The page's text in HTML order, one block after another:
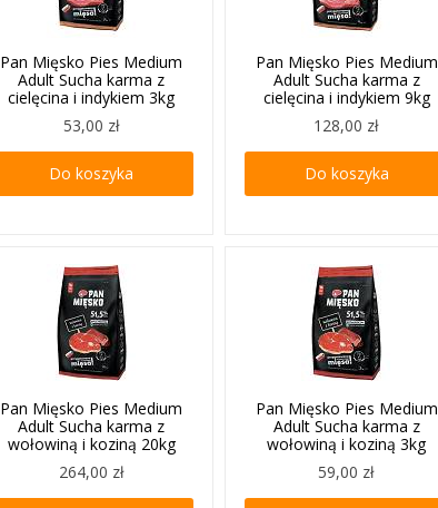
Pan Mięsko Pies Medium
Adult Sucha karma z
cielęcina i indykiem 3kg
53,00 zł
Do koszyka
Pan Mięsko Pies Medium
Adult Sucha karma z
cielęcina i indykiem 9kg
128,00 zł
Do koszyka
Pan Mięsko Pies Medium
Adult Sucha karma z
wołowiną i koziną 20kg
264,00 zł
Pan Mięsko Pies Medium
Adult Sucha karma z
wołowiną i koziną 3kg
59,00 zł